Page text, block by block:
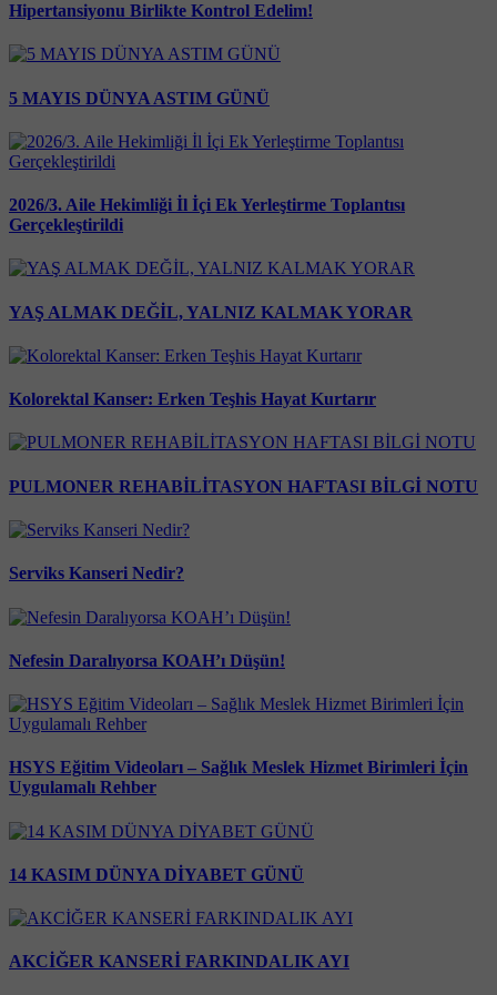
Hipertansiyonu Birlikte Kontrol Edelim!
5 MAYIS DÜNYA ASTIM GÜNÜ
2026/3. Aile Hekimliği İl İçi Ek Yerleştirme Toplantısı
Gerçekleştirildi
YAŞ ALMAK DEĞİL, YALNIZ KALMAK YORAR
Kolorektal Kanser: Erken Teşhis Hayat Kurtarır
PULMONER REHABİLİTASYON HAFTASI BİLGİ NOTU
Serviks Kanseri Nedir?
Nefesin Daralıyorsa KOAH’ı Düşün!
HSYS Eğitim Videoları – Sağlık Meslek Hizmet Birimleri İçin
Uygulamalı Rehber
14 KASIM DÜNYA DİYABET GÜNÜ
AKCİĞER KANSERİ FARKINDALIK AYI